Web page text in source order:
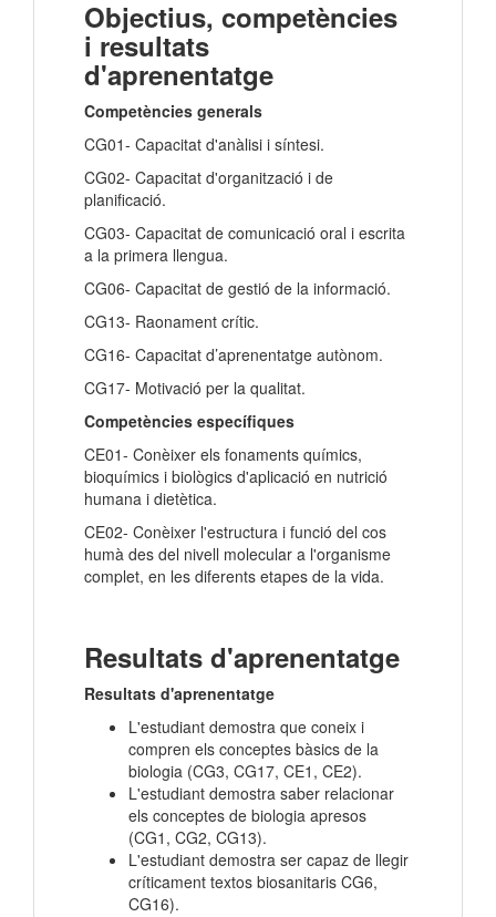
Objectius, competències
i resultats
d'aprenentatge
Competències generals
CG01- Capacitat d'anàlisi i síntesi.
CG02- Capacitat d'organització i de
planificació.
CG03- Capacitat de comunicació oral i escrita
a la primera llengua.
CG06- Capacitat de gestió de la informació.
CG13- Raonament crític.
CG16- Capacitat d’aprenentatge autònom.
CG17- Motivació per la qualitat.
Competències específiques
CE01- Conèixer els fonaments químics,
bioquímics i biològics d'aplicació en nutrició
humana i dietètica.
CE02- Conèixer l'estructura i funció del cos
humà des del nivell molecular a l'organisme
complet, en les diferents etapes de la vida.
Resultats d'aprenentatge
Resultats d'aprenentatge
L'estudiant demostra que coneix i
compren els conceptes bàsics de la
biologia (CG3, CG17, CE1, CE2).
L'estudiant demostra saber relacionar
els conceptes de biologia apresos
(CG1, CG2, CG13).
L'estudiant demostra ser capaz de llegir
críticament textos biosanitaris CG6,
CG16).